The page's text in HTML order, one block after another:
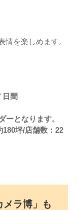
を楽しめます。
日間
となります。
坪/店舗数：22
ラ博」も